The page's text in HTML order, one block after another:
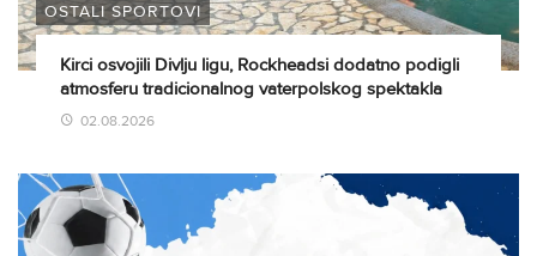
OSTALI SPORTOVI
Kirci osvojili Divlju ligu, Rockheadsi dodatno podigli
atmosferu tradicionalnog vaterpolskog spektakla
02.08.2026